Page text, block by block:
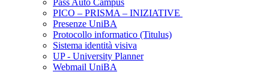
PICO – PRISMA – INIZIATIVE
Presenze UniBA
Protocollo informatico (Titulus)
Sistema identità visiva
UP - University Planner
Webmail UniBA